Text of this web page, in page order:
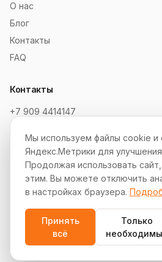
О нас
Блог
Контакты
FAQ
Контакты
+7 909 4414147
Telegram: @SokSaitov_bot
Пн–Пт, 10:00–19:00
Партнёрская программа
© 2012–2026 СокСайтов. Все
Мы используем файлы cookie и
Яндекс.Метрики для
Продолжая использовать
этим. Вы можете отключить
в настройках браузера.
Принять
всё
Только